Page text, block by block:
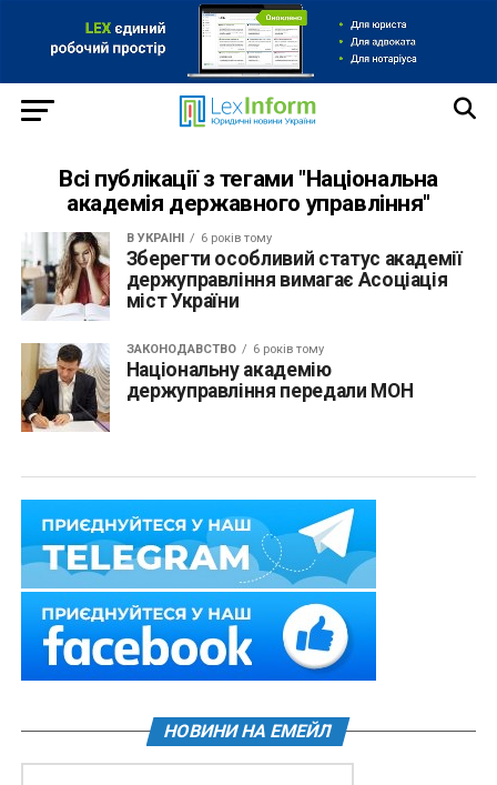
Всі публікації з тегами "Національна
академія державного управління"
В УКРАЇНІ 6 років тому
Зберегти особливий статус академії
держуправління вимагає Асоціація
міст України
ЗАКОНОДАВСТВО 6 років тому
Національну академію
держуправління передали МОН
НОВИНИ НА ЕМЕЙЛ